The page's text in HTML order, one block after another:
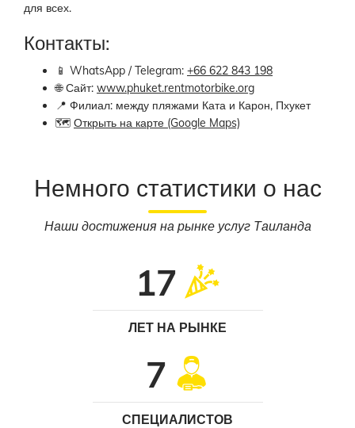
для всех.
Контакты:
📱 WhatsApp / Telegram: +66 622 843 198
🌐 Сайт: www.phuket.rentmotorbike.org
📍 Филиал: между пляжами Ката и Карон, Пхукет
🗺 Открыть на карте (Google Maps)
Немного статистики о нас
Наши достижения на рынке услуг Таиланда
17
ЛЕТ НА РЫНКЕ
7
СПЕЦИАЛИСТОВ